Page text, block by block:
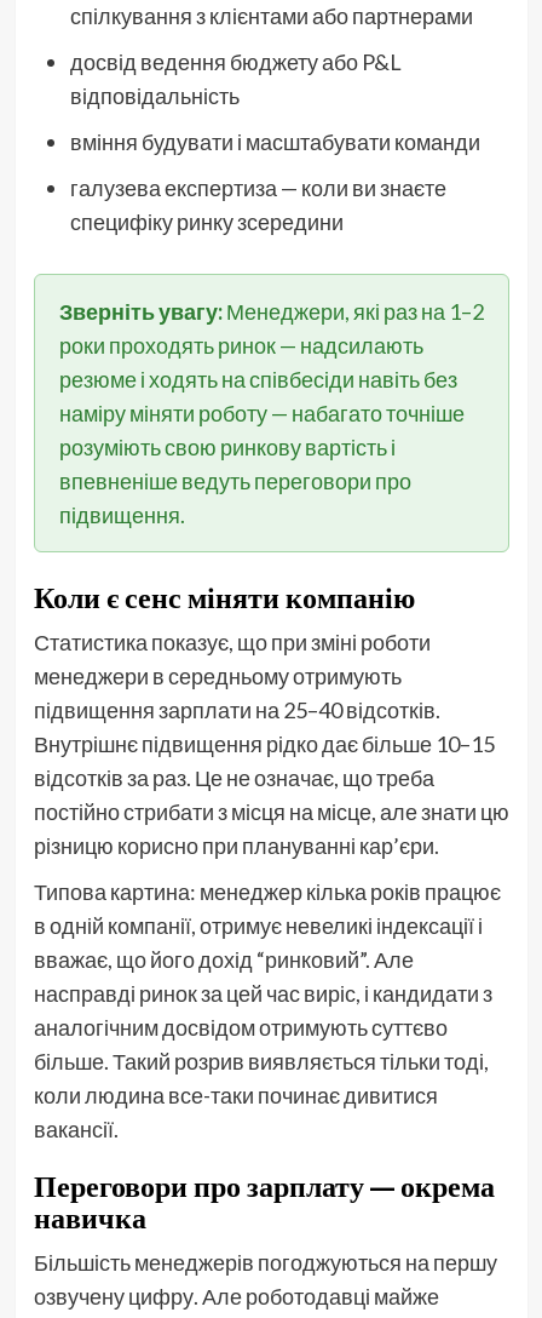
спілкування з клієнтами або партнерами
досвід ведення бюджету або P&L
відповідальність
вміння будувати і масштабувати команди
галузева експертиза — коли ви знаєте
специфіку ринку зсередини
Зверніть увагу:Менеджери, які раз на 1–2
роки проходять ринок — надсилають
резюме і ходять на співбесіди навіть без
наміру міняти роботу — набагато точніше
розуміють свою ринкову вартість і
впевненіше ведуть переговори про
підвищення.
Коли є сенс міняти компанію
Статистика показує, що при зміні роботи
менеджери в середньому отримують
підвищення зарплати на 25–40 відсотків.
Внутрішнє підвищення рідко дає більше 10–15
відсотків за раз. Це не означає, що треба
постійно стрибати з місця на місце, але знати цю
різницю корисно при плануванні кар’єри.
Типова картина: менеджер кілька років працює
в одній компанії, отримує невеликі індексації і
вважає, що його дохід “ринковий”. Але
насправді ринок за цей час виріс, і кандидати з
аналогічним досвідом отримують суттєво
більше. Такий розрив виявляється тільки тоді,
коли людина все-таки починає дивитися
вакансії.
Переговори про зарплату — окрема
навичка
Більшість менеджерів погоджуються на першу
озвучену цифру. Але роботодавці майже